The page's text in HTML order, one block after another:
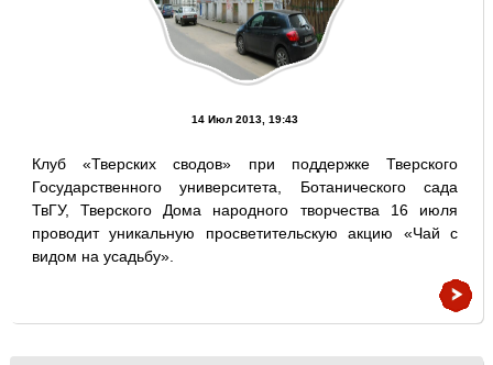
14 Июл 2013, 19:43
Клуб «Тверских сводов» при поддержке Тверского
Государственного университета, Ботанического сада
ТвГУ, Тверского Дома народного творчества 16 июля
проводит уникальную просветительскую акцию «Чай с
видом на усадьбу».